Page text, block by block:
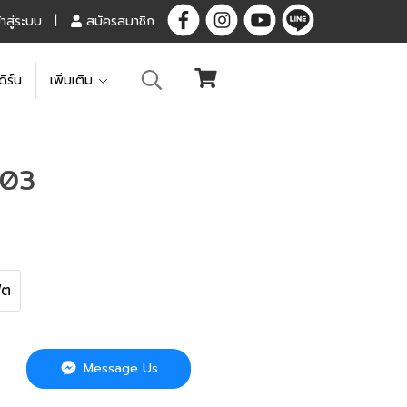
สู่ระบบ สมัครสมาชิก
ร์น เพิ่มเติม
Message Us